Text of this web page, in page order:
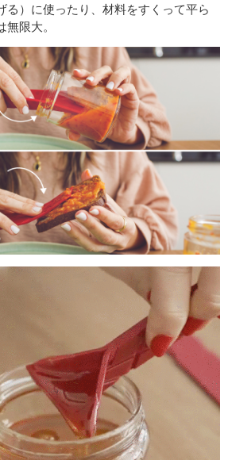
る）に使ったり、材料をすくって平ら
限大。